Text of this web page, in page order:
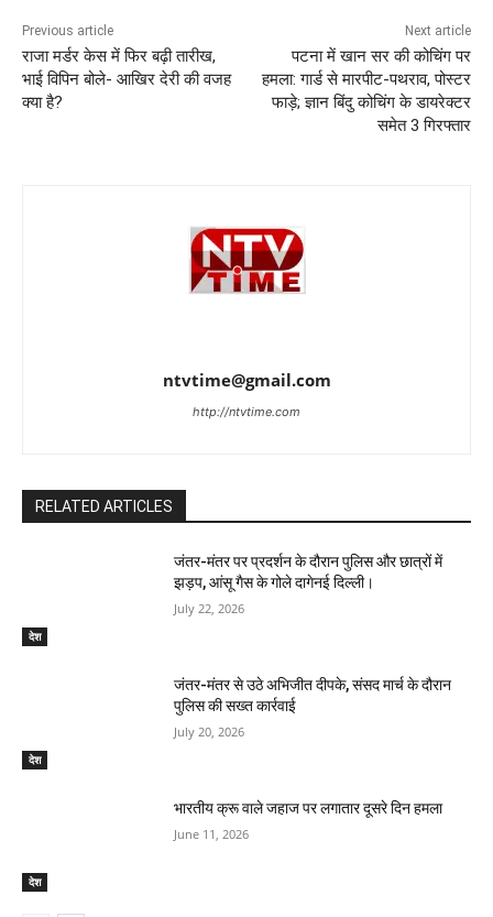
Previous article
राजा मर्डर केस में फिर बढ़ी तारीख,
भाई विपिन बोले- आखिर देरी की वजह
क्या है?
Next article
पटना में खान सर की कोचिंग पर
हमला: गार्ड से मारपीट-पथराव, पोस्टर
फाड़े; ज्ञान बिंदु कोचिंग के डायरेक्टर
समेत 3 गिरफ्तार
ntvtime@gmail.com
http://ntvtime.com
RELATED ARTICLES
देश
जंतर-मंतर पर प्रदर्शन के दौरान पुलिस और छात्रों में
झड़प, आंसू गैस के गोले दागेनई दिल्ली।
July 22, 2026
देश
जंतर-मंतर से उठे अभिजीत दीपके, संसद मार्च के दौरान
पुलिस की सख्त कार्रवाई
July 20, 2026
देश
भारतीय क्रू वाले जहाज पर लगातार दूसरे दिन हमला
June 11, 2026